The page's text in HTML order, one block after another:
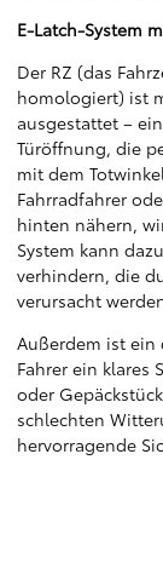
E-Latch-System
Der RZ (das
homologiert) ist
ausgestattet –
Türöffnung, die
mit dem
Fahrradfahrer
hinten nähern,
System kann
verhindern, die
verursacht
Außerdem ist ein
Fahrer ein klares
oder
schlechten
hervorragende